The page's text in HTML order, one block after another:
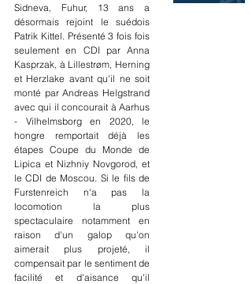
Sidneva, Fuhur, 13 ans a
désormais rejoint le suédois
Patrik Kittel. Présenté 3 fois fois
seulement en CDI par Anna
Kasprzak, à Lillestrøm, Herning
et Herzlake avant qu'il ne soit
monté par Andreas Helgstrand
avec qui il concourait à Aarhus
- Vilhelmsborg en 2020, le
hongre remportait déjà les
étapes Coupe du Monde de
Lipica et Nizhniy Novgorod, et
le CDI de Moscou. Si le fils de
Furstenreich n'a pas la
locomotion la plus
spectaculaire notamment en
raison d'un galop qu'on
aimerait plus projeté, il
compensait par le sentiment de
facilité et d'aisance qu'il